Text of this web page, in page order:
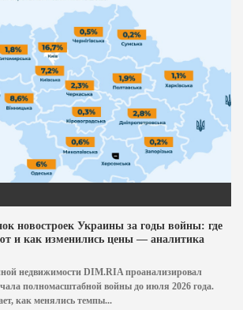
новостроек Украины за годы войны: где
и как изменились цены — аналитика
недвижимости DIM.RIA проанализировал
полномасштабной войны до июля 2026 года.
как менялись темпы...